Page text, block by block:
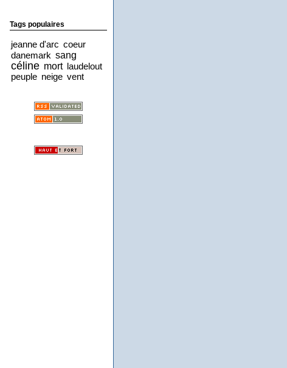
Tags populaires
jeanne d'arc coeur
danemark sang
céline mort laudelout
peuple neige vent